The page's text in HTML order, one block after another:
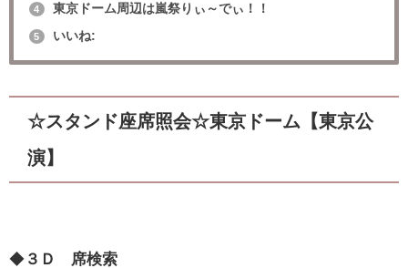
4 東京ドーム周辺は嵐祭りぃ～でぃ！！
5 いいね:
☆スタンド座席照会☆東京ドーム【東京公
演】
◆ ３Ｄ 席検索